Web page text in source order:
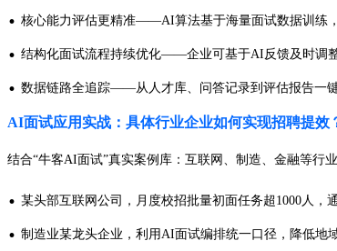
· 核心能力评估更精准——AI算法基于海量面试数据训练
· 结构化面试流程持续优化——企业可基于AI反馈及时调
· 数据链路全追踪——从人才库、问答记录到评估报告一
AI面试应用实战：具体行业企业如何实现招聘提效
结合“牛客AI面试”真实案例库：互联网、制造、金融等行
· 某头部互联网公司，月度校招批量初面任务超1000人
· 制造业某龙头企业，利用AI面试编排统一口径，降低地